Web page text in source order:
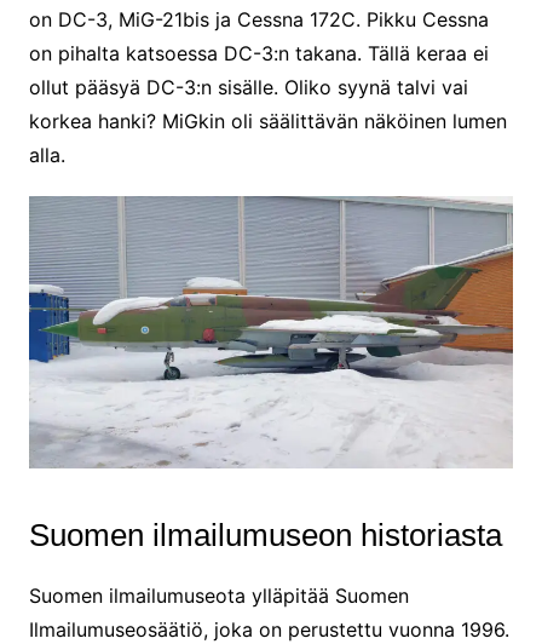
on DC-3, MiG-21bis ja Cessna 172C. Pikku Cessna
on pihalta katsoessa DC-3:n takana. Tällä keraa ei
ollut pääsyä DC-3:n sisälle. Oliko syynä talvi vai
korkea hanki? MiGkin oli säälittävän näköinen lumen
alla.
Suomen ilmailumuseon historiasta
Suomen ilmailumuseota ylläpitää Suomen
Ilmailumuseosäätiö, joka on perustettu vuonna 1996.